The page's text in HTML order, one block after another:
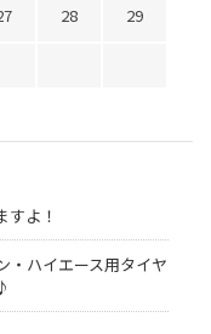
28
29
すよ！
・ハイエース用タイヤ